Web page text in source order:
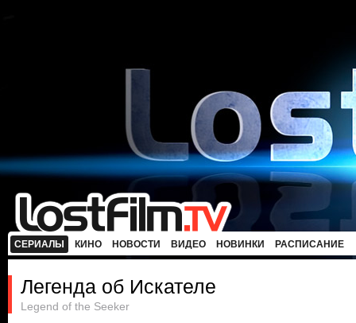
СЕРИАЛЫ КИНО НОВОСТИ ВИДЕО НОВИНКИ РАСПИСАНИЕ
Легенда об Искателе
Legend of the Seeker